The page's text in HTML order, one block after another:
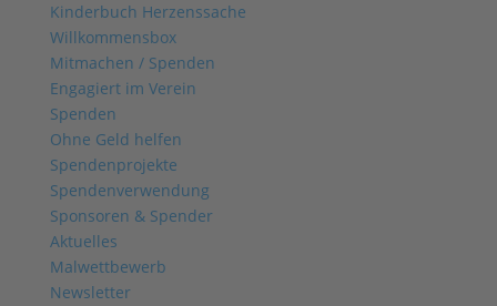
Kinderbuch Herzenssache
Willkommensbox
Mitmachen / Spenden
Engagiert im Verein
Spenden
Ohne Geld helfen
Spendenprojekte
Spendenverwendung
Sponsoren & Spender
Aktuelles
Malwettbewerb
Newsletter